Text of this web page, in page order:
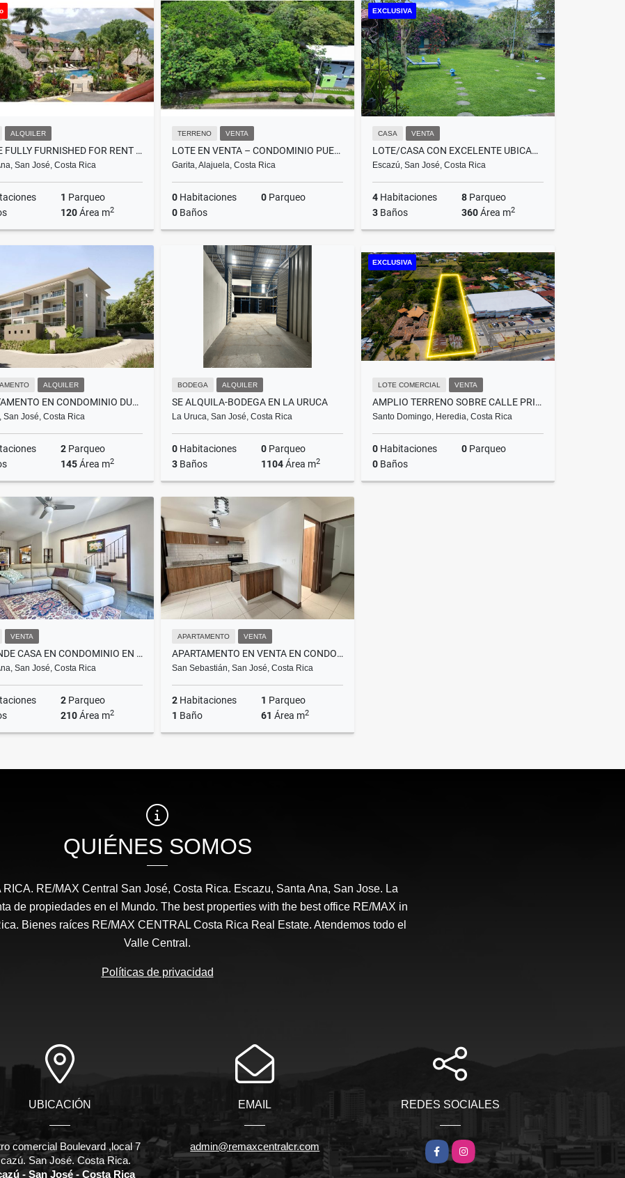
US$1,250 ₡68.000.000 US$1,000
ALQUILER
HOUSE FULLY FURNISHED FOR RENT IN UNIQUE COMMUNITY- SANTA ANA
San José, Costa Rica
1 Parqueo
120Área m2
TERRENO VENTA
LOTE EN VENTA – CONDOMINIO PUENTES DEL BOSQUE, LA GARITA, ALAJUELA
Garita, Alajuela, Costa Rica
0 Habitaciones 0 Parqueo
0 Baños
US$85,000
EXCLUSIVA
CASA VENTA
LOTE/CASA CON EXCELENTE UBICACION PERFECTO PARA DESARROLLO GUACHIPELIN
Escazú, San José, Costa Rica
4 Habitaciones 8 Parqueo
3 Baños 360Área m2
Venta
US$700,000
ALQUILER
APARTAMENTO EN CONDOMINIO DUKANA ESCAZU
San José, Costa Rica
2 Parqueo
145Área m2
Alquiler
US$2,800
BODEGA ALQUILER
SE ALQUILA-BODEGA EN LA URUCA
La Uruca, San José, Costa Rica
0 Habitaciones 0 Parqueo
3 Baños 1104Área m2
US$6,500
EXCLUSIVA
LOTE COMERCIAL VENTA
AMPLIO TERRENO SOBRE CALLE PRINCIPAL EN SANTO DOMINGO DE HEREDIA
Santo Domingo, Heredia, Costa Rica
0 Habitaciones 0 Parqueo
0 Baños
VENTA
SE VENDE CASA EN CONDOMINIO EN SANTA ANA
San José, Costa Rica
2 Parqueo
210Área m2
US$245,000
APARTAMENTO VENTA
APARTAMENTO EN VENTA EN CONDOMINIO ALMENDARES, SAN JOSÉ
San Sebastián, San José, Costa Rica
2 Habitaciones 1 Parqueo
1 Baño 61 Área m2
₡45.000.000
QUIÉNES SOMOS
RICA. RE/MAX Central San José, Costa Rica. Escazu, Santa Ana, San Jose. La
de propiedades en el Mundo. The best properties with the best office RE/MAX in
Bienes raíces RE/MAX CENTRAL Costa Rica Real Estate. Atendemos todo el
Valle Central.
Políticas de privacidad
UBICACIÓN
comercial Boulevard ,local 7
San José. Costa Rica.
- San José - Costa Rica
EMAIL
admin@remaxcentralcr.com
REDES SOCIALES
FacebookInstagram